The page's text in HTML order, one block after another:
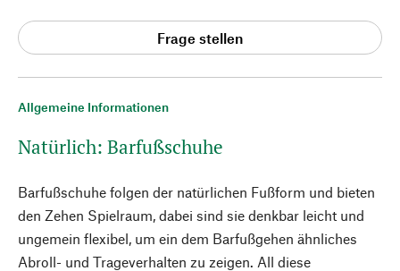
Allgemeine Informationen
Natürlich: Barfußschuhe
Barfußschuhe folgen der natürlichen Fußform und bieten
den Zehen Spielraum, dabei sind sie denkbar leicht und
ungemein flexibel, um ein dem Barfußgehen ähnliches
Abroll- und Trageverhalten zu zeigen. All diese
Frage stellen